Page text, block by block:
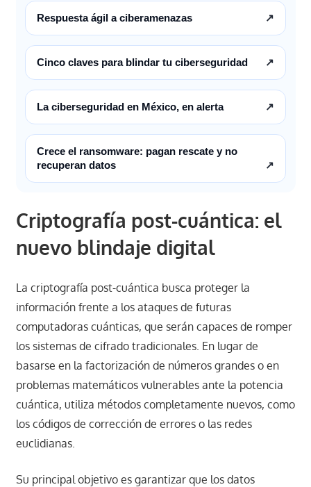
Respuesta ágil a ciberamenazas ↗
Cinco claves para blindar tu ciberseguridad ↗
La ciberseguridad en México, en alerta ↗
Crece el ransomware: pagan rescate y no
recuperan datos
↗
Criptografía post-cuántica: el
nuevo blindaje digital
La criptografía post-cuántica busca proteger la
información frente a los ataques de futuras
computadoras cuánticas, que serán capaces de romper
los sistemas de cifrado tradicionales. En lugar de
basarse en la factorización de números grandes o en
problemas matemáticos vulnerables ante la potencia
cuántica, utiliza métodos completamente nuevos, como
los códigos de corrección de errores o las redes
euclidianas.
Su principal objetivo es garantizar que los datos